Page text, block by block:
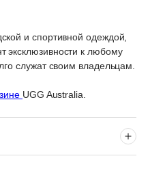
и спортивной одеждой,
эксклюзивности к любому
служат своим владельцам.
UGG Australia.